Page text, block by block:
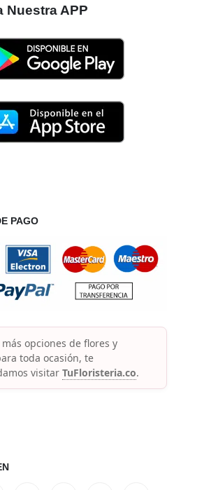
Nuestra APP
PAGO
opciones de flores y
toda ocasión, te
visitar TuFloristeria.co.